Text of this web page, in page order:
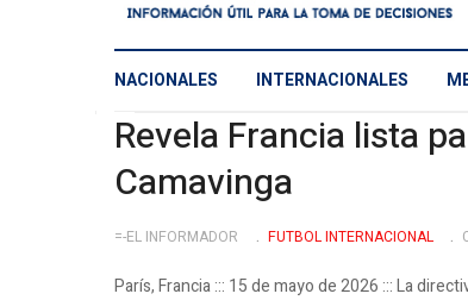
NACIONALES INTERNACIONALES
Revela Francia lista
Camavinga
=-EL INFORMADOR FUTBOL INTERNACIONAL
París, Francia ::: 15 de mayo de 2026 ::: La